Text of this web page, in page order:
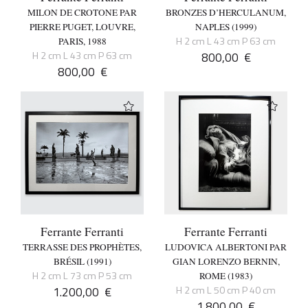
MILON DE CROTONE PAR
PIERRE PUGET, LOUVRE,
PARIS, 1988
H 2 cm L 43 cm P 63 cm
800,00 €
BRONZES D’HERCULANUM,
NAPLES (1999)
H 2 cm L 43 cm P 63 cm
800,00 €
Ferrante Ferranti
TERRASSE DES PROPHÈTES,
BRÉSIL (1991)
H 2 cm L 73 cm P 53 cm
1.200,00 €
Ferrante Ferranti
LUDOVICA ALBERTONI PAR
GIAN LORENZO BERNIN,
ROME (1983)
H 2 cm L 50 cm P 40 cm